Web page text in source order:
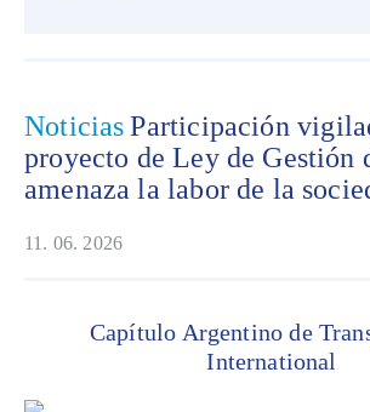
Noticias Participación
proyecto de Ley de Gestión
amenaza la labor de la
11. 06. 2026
Capítulo Argentino de
International